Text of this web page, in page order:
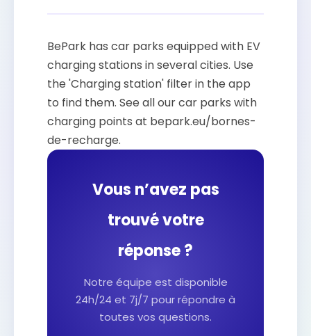
BePark has car parks equipped with EV
charging stations in several cities. Use
the 'Charging station' filter in the app
to find them. See all our car parks with
charging points at bepark.eu/bornes-
de-recharge.
Vous n’avez pas
trouvé votre
réponse ?
Notre équipe est disponible
24h/24 et 7j/7 pour répondre à
toutes vos questions.